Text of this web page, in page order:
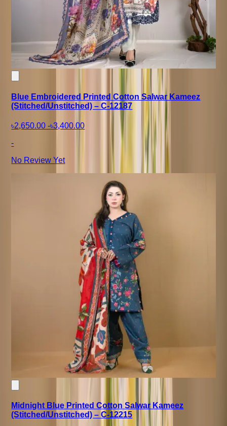
Blue Embroidered Printed Cotton Salwar Kameez
(Stitched/Unstitched) – C-12187
৳2,650.00 -৳3,400.00
-
No Review Yet
Midnight Blue Printed Cotton Salwar Kameez
(Stitched/Unstitched) – C-12215